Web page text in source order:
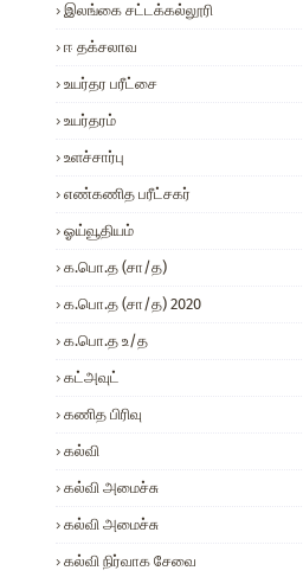
இலங்கை சட்டக்கல்லூரி
ஈ தக்சலாவ
உயர்தர பரீட்சை
உயர்தரம்
உளச்சார்பு
எண்கணித பரீட்சகர்
ஓய்வூதியம்
க.பொ.த (சா/த)
க.பொ.த (சா/த) 2020
க.பொ.த உ/த
கட்அவுட்
கணித பிரிவு
கல்வி
கல்வி அமைச்சு
கல்வி அமைச்சு
கல்வி நிர்வாக சேவை